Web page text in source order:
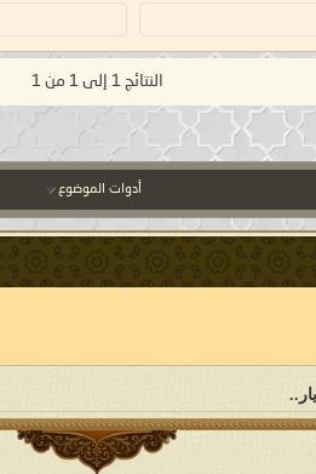
النتائج 1 إلى 1 من 1
أدوات الموضوع